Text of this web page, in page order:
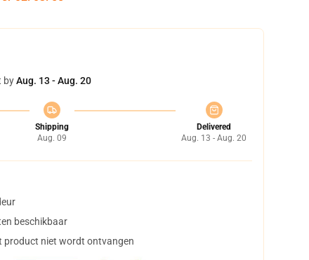
byAug. 13 - Aug. 20
Shipping
Aug. 09
Delivered
Aug. 13 - Aug. 20
beschikbaar
product niet wordt ontvangen